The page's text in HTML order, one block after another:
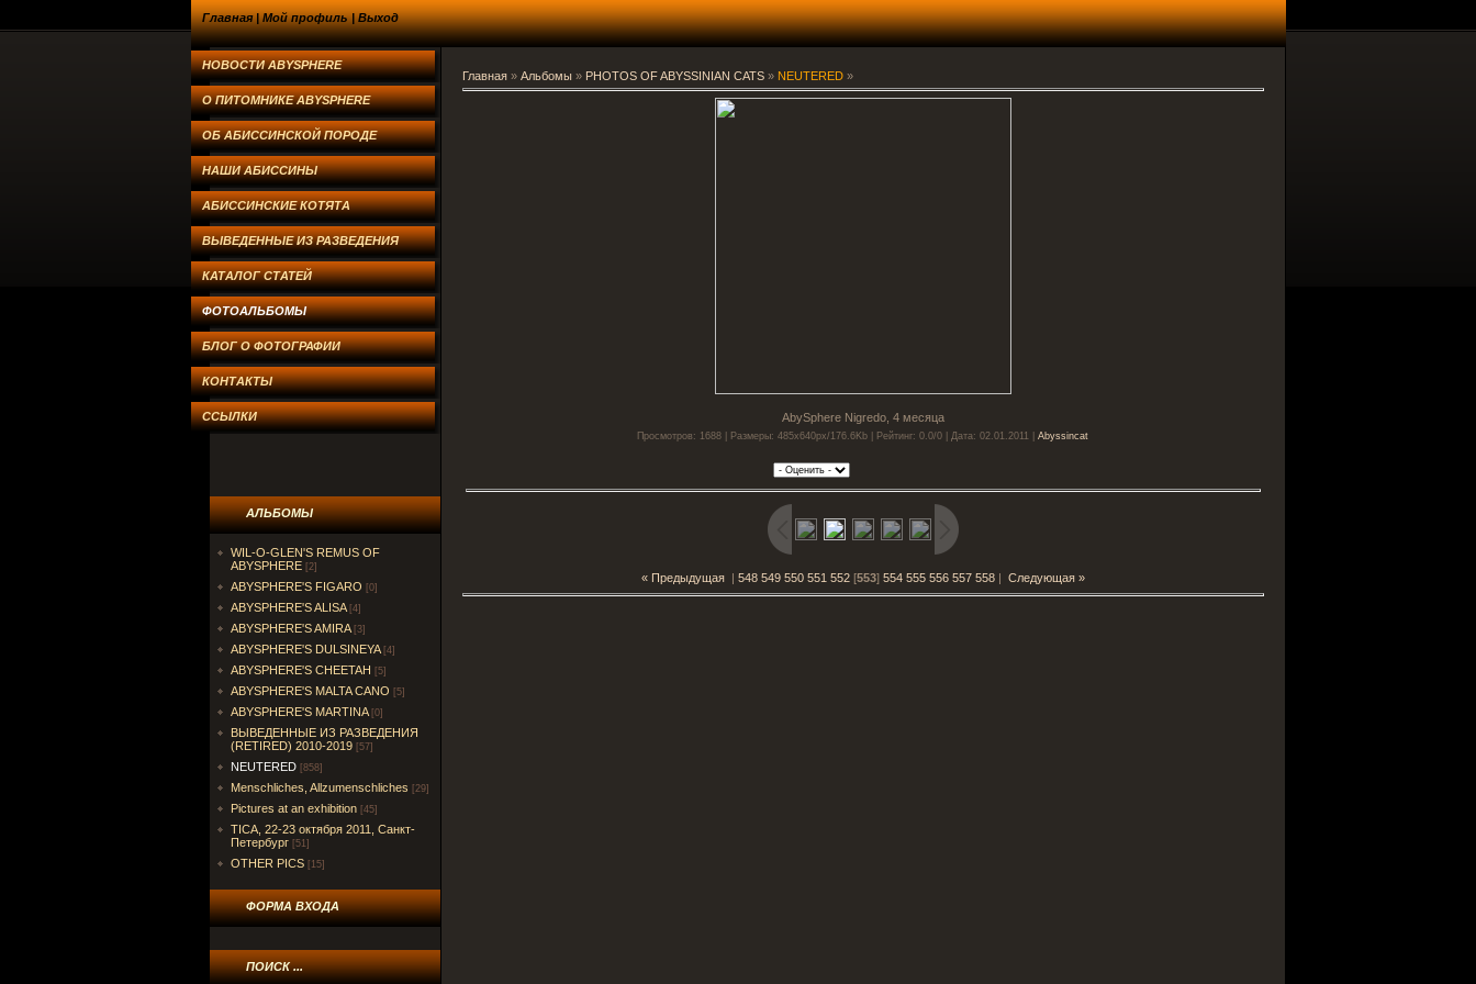
Главная|Мой профиль|Выход
НОВОСТИ ABYSPHERE
О ПИТОМНИКЕ ABYSPHERE
ОБ АБИССИНСКОЙ ПОРОДЕ
НАШИ АБИССИНЫ
АБИССИНСКИЕ КОТЯТА
ВЫВЕДЕННЫЕ ИЗ РАЗВЕДЕНИЯ
КАТАЛОГ СТАТЕЙ
ФОТОАЛЬБОМЫ
БЛОГ О ФОТОГРАФИИ
КОНТАКТЫ
ССЫЛКИ
АЛЬБОМЫ
WIL-O-GLEN'S REMUS OF
ABYSPHERE [2]
ABYSPHERE'S FIGARO [0]
ABYSPHERE'S ALISA [4]
ABYSPHERE'S AMIRA [3]
ABYSPHERE'S DULSINEYA [4]
ABYSPHERE'S CHEETAH [5]
ABYSPHERE'S MALTA CANO [5]
ABYSPHERE'S MARTINA [0]
ВЫВЕДЕННЫЕ ИЗ РАЗВЕДЕНИЯ
(RETIRED) 2010-2019 [57]
NEUTERED [858]
Menschliches, Allzumenschliches [29]
Pictures at an exhibition [45]
TICA, 22-23 октября 2011, Санкт-
Петербург [51]
OTHER PICS [15]
ФОРМА ВХОДА
ПОИСК ...
Главная» Альбомы» PHOTOS OF ABYSSINIAN CATS» NEUTERED»
AbySphere Nigredo, 4 месяца
Просмотров: 1688 | Размеры: 485x640px/176.6Kb | Рейтинг: 0.0/0 | Дата: 02.01.2011 | Abyssincat
« Предыдущая| 548 549 550 551 552[553] 554 555 556 557 558| Следующая »